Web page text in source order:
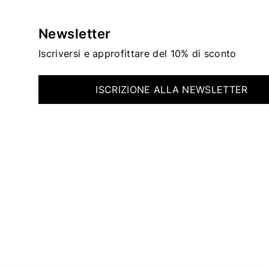
Newsletter
Iscriversi e approfittare del 10% di sconto
ISCRIZIONE ALLA NEWSLETTER